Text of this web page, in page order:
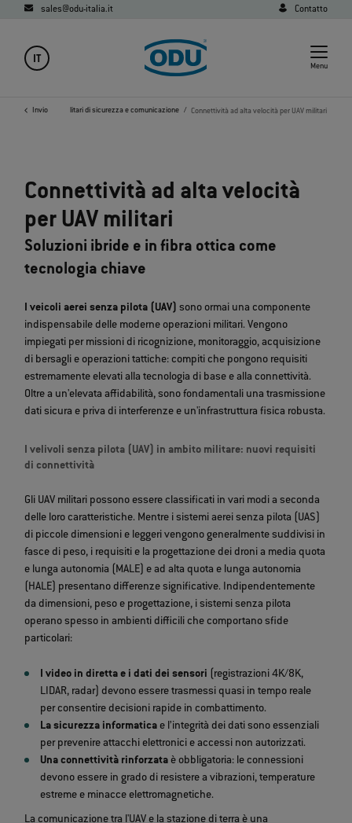
sales@odu-italia.it Contatto
IT
Menu
Invio
Settori Sistemi militari di sicurezza e comunicazione Connettività ad alta velocità per UAV militari
Connettività ad alta velocità
per UAV militari
Soluzioni ibride e in fibra ottica come
tecnologia chiave
I veicoli aerei senza pilota (UAV) sono ormai una componente
indispensabile delle moderne operazioni militari. Vengono
impiegati per missioni di ricognizione, monitoraggio, acquisizione
di bersagli e operazioni tattiche: compiti che pongono requisiti
estremamente elevati alla tecnologia di base e alla connettività.
Oltre a un'elevata affidabilità, sono fondamentali una trasmissione
dati sicura e priva di interferenze e un'infrastruttura fisica robusta.
I velivoli senza pilota (UAV) in ambito militare: nuovi requisiti
di connettività
Gli UAV militari possono essere classificati in vari modi a seconda
delle loro caratteristiche. Mentre i sistemi aerei senza pilota (UAS)
di piccole dimensioni e leggeri vengono generalmente suddivisi in
fasce di peso, i requisiti e la progettazione dei droni a media quota
e lunga autonomia (MALE) e ad alta quota e lunga autonomia
(HALE) presentano differenze significative. Indipendentemente
da dimensioni, peso e progettazione, i sistemi senza pilota
operano spesso in ambienti difficili che comportano sfide
particolari:
I video in diretta e i dati dei sensori (registrazioni 4K/8K,
LIDAR, radar) devono essere trasmessi quasi in tempo reale
per consentire decisioni rapide in combattimento.
La sicurezza informatica e l’integrità dei dati sono essenziali
per prevenire attacchi elettronici e accessi non autorizzati.
Una connettività rinforzata è obbligatoria: le connessioni
devono essere in grado di resistere a vibrazioni, temperature
estreme e minacce elettromagnetiche.
La comunicazione tra l'UAV e la stazione di terra è una